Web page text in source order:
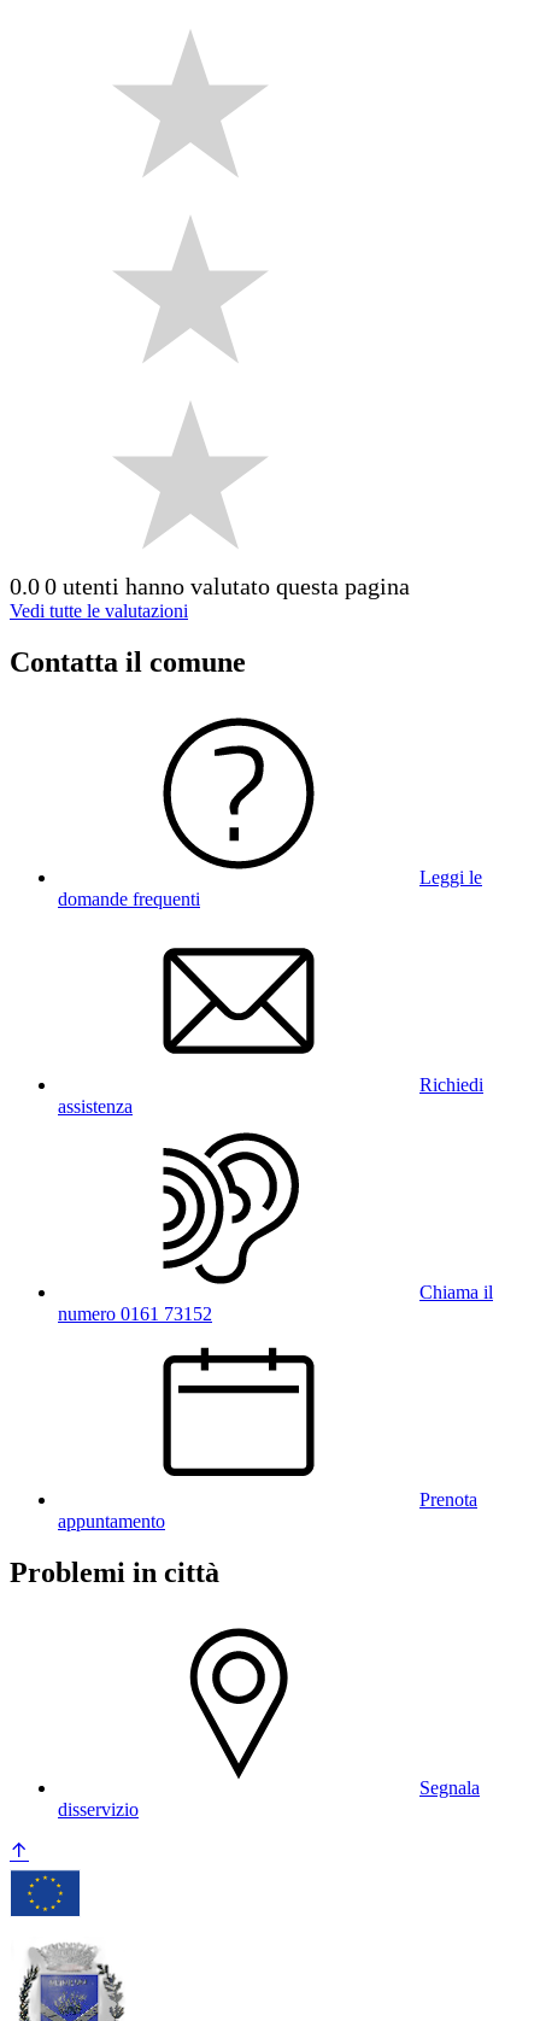
0.00 utenti hanno valutato questa pagina
Vedi tutte le valutazioni
Contatta il comune
Leggi le
domande frequenti
Richiedi
assistenza
Chiama il
numero 0161 73152
Prenota
appuntamento
Problemi in città
Segnala
disservizio